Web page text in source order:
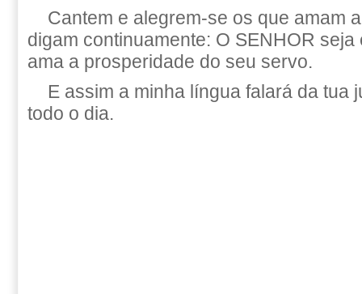
Cantem e alegrem-se os que amam
digam continuamente: O SENHOR
ama a prosperidade do seu servo.
E assim a minha língua falará da tua
todo o dia.